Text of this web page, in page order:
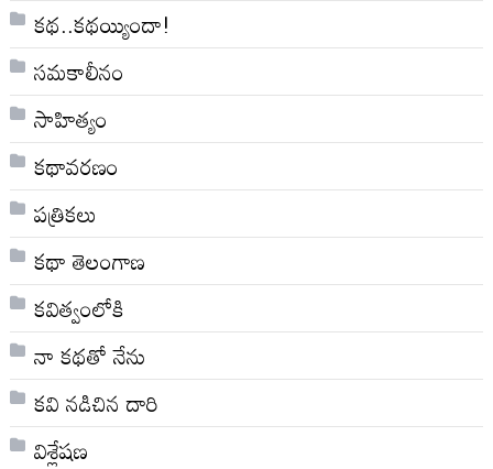
కథ..కథయ్యిందా!
సమకాలీనం
సాహిత్యం
కథావరణం
పత్రికలు
కథా తెలంగాణ
కవిత్వంలోకి
నా క‌థ‌తో నేను
కవి నడిచిన దారి
విశ్లేషణ